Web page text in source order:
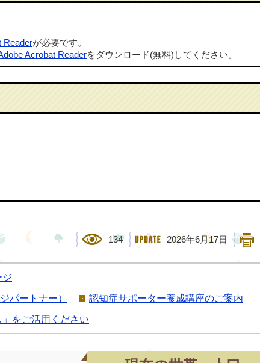
Readerが必要です。
Acrobat Readerをダウンロード(無料)してください。
134 2026年6月17日
パートナー） 認知症サポーター養成講座のご案内
」をご活用ください